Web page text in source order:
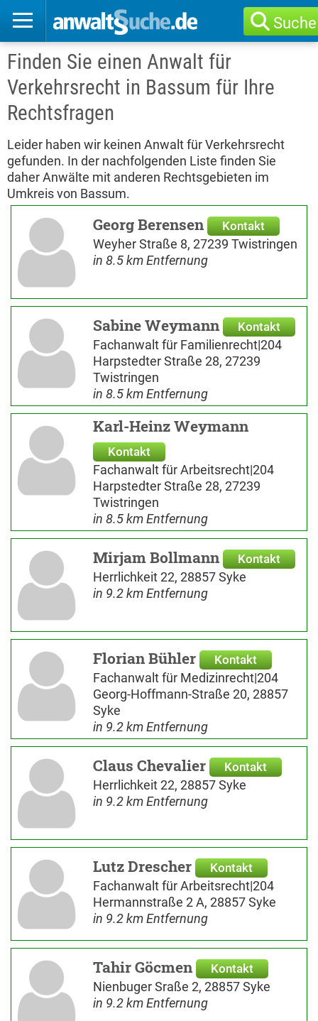
Suche
Finden Sie einen Anwalt für
Verkehrsrecht in Bassum für Ihre
Rechtsfragen
Leider haben wir keinen Anwalt für Verkehrsrecht
gefunden. In der nachfolgenden Liste finden Sie
daher Anwälte mit anderen Rechtsgebieten im
Umkreis von Bassum.
Georg Berensen Kontakt
Weyher Straße 8, 27239 Twistringen
in 8.5 km Entfernung
Sabine Weymann Kontakt
Fachanwalt für Familienrecht|204
Harpstedter Straße 28, 27239
Twistringen
in 8.5 km Entfernung
Karl-Heinz Weymann
Kontakt
Fachanwalt für Arbeitsrecht|204
Harpstedter Straße 28, 27239
Twistringen
in 8.5 km Entfernung
Mirjam Bollmann Kontakt
Herrlichkeit 22, 28857 Syke
in 9.2 km Entfernung
Florian Bühler Kontakt
Fachanwalt für Medizinrecht|204
Georg-Hoffmann-Straße 20, 28857
Syke
in 9.2 km Entfernung
Claus Chevalier Kontakt
Herrlichkeit 22, 28857 Syke
in 9.2 km Entfernung
Lutz Drescher Kontakt
Fachanwalt für Arbeitsrecht|204
Hermannstraße 2 A, 28857 Syke
in 9.2 km Entfernung
Tahir Göcmen Kontakt
Nienbuger Sraße 2, 28857 Syke
in 9.2 km Entfernung